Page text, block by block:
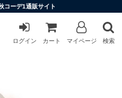
コーデ1通販サイト
ログイン カート マイページ 検索